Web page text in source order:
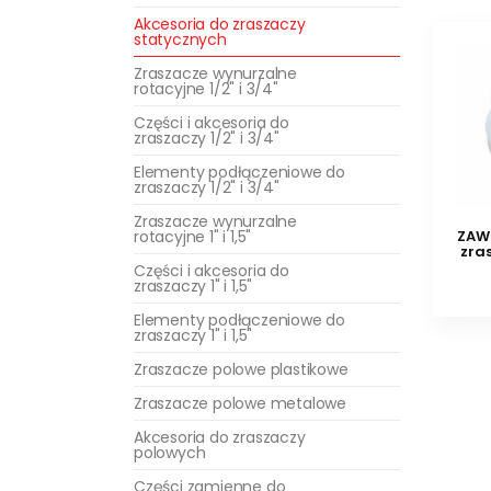
Akcesoria do zraszaczy
statycznych
Zraszacze wynurzalne
rotacyjne 1/2" i 3/4"
Części i akcesoria do
zraszaczy 1/2" i 3/4"
Elementy podłączeniowe do
zraszaczy 1/2" i 3/4"
Zraszacze wynurzalne
rotacyjne 1" i 1,5"
Części i akcesoria do
zraszaczy 1" i 1,5"
Elementy podłączeniowe do
zraszaczy 1" i 1,5"
Zraszacze polowe plastikowe
Zraszacze polowe metalowe
Akcesoria do zraszaczy
polowych
Części zamienne do